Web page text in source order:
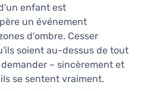
enfant est
un événement
d'ombre. Cesser
soient au-dessus de tout
– sincèrement et
se sentent vraiment.